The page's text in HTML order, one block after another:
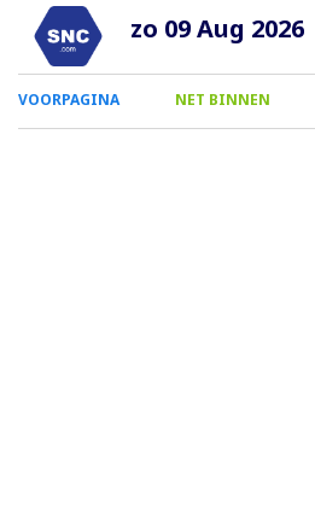
naar
zo 09 Aug 2026
0
Smartphone
VOORPAGINA NET BINNEN